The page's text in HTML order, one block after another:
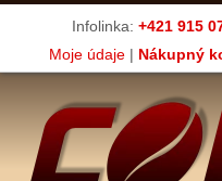
Infolinka: +421 915
Moje údaje| Nákupný